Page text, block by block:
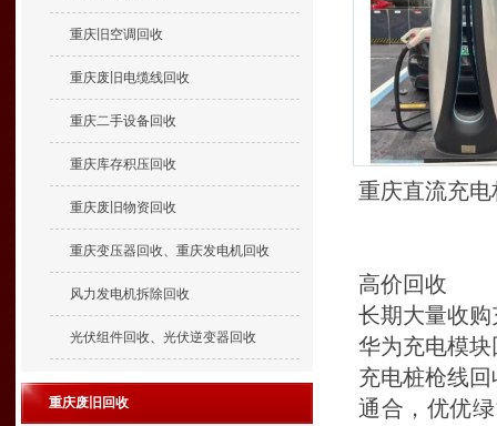
重庆旧空调回收
重庆废旧电缆线回收
重庆二手设备回收
重庆库存积压回收
重庆废旧物资回收
重庆变压器回收、重庆发电机回收
风力发电机拆除回收
光伏组件回收、光伏逆变器回收
重庆废旧回收
重庆直流充
高价回收
长期大量收
华为充电模
充电桩枪线
通合，优优